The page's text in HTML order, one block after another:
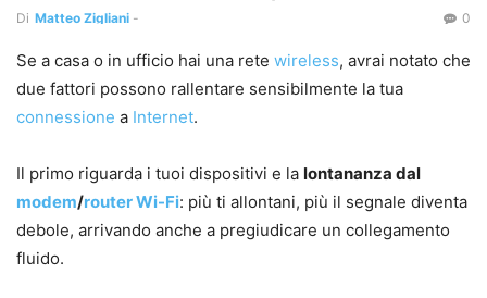
Di Matteo Zigliani - 0
Se a casa o in ufficio hai una rete wireless, avrai notato che
due fattori possono rallentare sensibilmente la tua
connessione a Internet.
Il primo riguarda i tuoi dispositivi e la lontananza dal
modem/routerWi-Fi: più ti allontani, più il segnale diventa
debole, arrivando anche a pregiudicare un collegamento
fluido.